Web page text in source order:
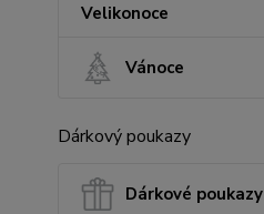
Velikonoce
Vánoce
Dárkový poukazy
Dárkové poukazy